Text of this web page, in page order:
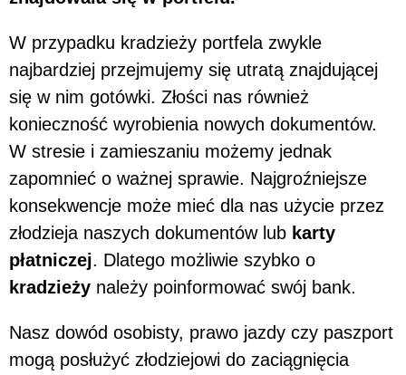
W przypadku kradzieży portfela zwykle
najbardziej przejmujemy się utratą znajdującej
się w nim gotówki. Złości nas również
konieczność wyrobienia nowych dokumentów.
W stresie i zamieszaniu możemy jednak
zapomnieć o ważnej sprawie. Najgroźniejsze
konsekwencje może mieć dla nas użycie przez
złodzieja naszych dokumentów lub karty
płatniczej. Dlatego możliwie szybko o
kradzieży należy poinformować swój bank.
Nasz dowód osobisty, prawo jazdy czy paszport
mogą posłużyć złodziejowi do zaciągnięcia